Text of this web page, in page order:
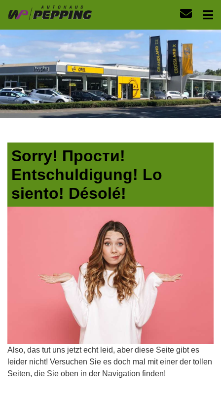
Sorry! Прости!
Entschuldigung! Lo
siento! Désolé!
Also, das tut uns jetzt echt leid, aber diese Seite gibt es
leider nicht! Versuchen Sie es doch mal mit einer der tollen
Seiten, die Sie oben in der Navigation finden!